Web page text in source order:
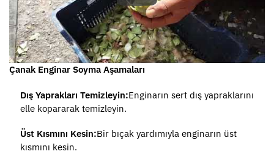
Çanak Enginar Soyma Aşamaları
Dış Yaprakları Temizleyin:Enginarın sert dış yapraklarını
elle kopararak temizleyin.
Üst Kısmını Kesin:Bir bıçak yardımıyla enginarın üst
kısmını kesin.